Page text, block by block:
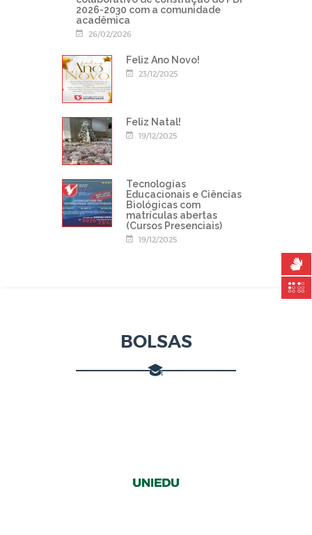
2026-2030 com a comunidade
acadêmica
26/02/2026
Feliz Ano Novo!
23/12/2025
Feliz Natal!
19/12/2025
Tecnologias
Educacionais e Ciências
Biológicas com
matrículas abertas
(Cursos Presenciais)
19/12/2025
BOLSAS